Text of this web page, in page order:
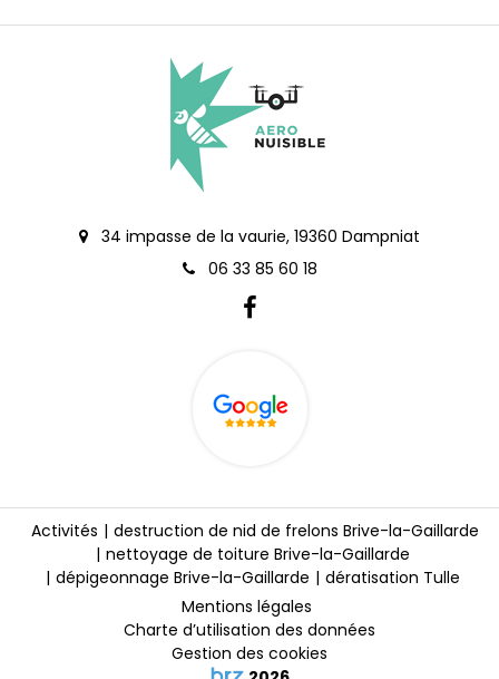
34 impasse de la vaurie, 19360 Dampniat
06 33 85 60 18
Activités
destruction de nid de frelons Brive-la-Gaillarde
nettoyage de toiture Brive-la-Gaillarde
dépigeonnage Brive-la-Gaillarde
dératisation Tulle
Mentions légales
Charte d’utilisation des données
Gestion des cookies